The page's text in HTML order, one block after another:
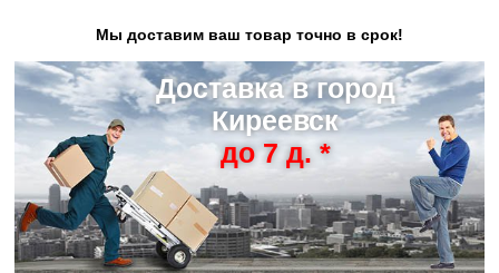
Мы доставим ваш товар точно в срок!
Доставка в город
Киреевск
до 7 д. *